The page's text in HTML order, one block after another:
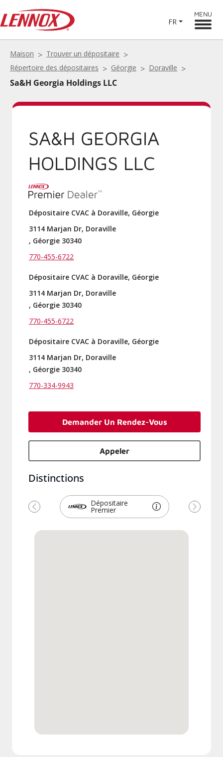
FR
MENU
Maison
Trouver un dépositaire
Répertoire des dépositaires
Géorgie Doraville
Sa&H Georgia Holdings LLC
SA&H GEORGIA
HOLDINGS LLC
Dépositaire CVAC à Doraville, Géorgie
3114 Marjan Dr, Doraville
, Géorgie 30340
770-455-6722
Dépositaire CVAC à Doraville, Géorgie
3114 Marjan Dr, Doraville
, Géorgie 30340
770-455-6722
Dépositaire CVAC à Doraville, Géorgie
3114 Marjan Dr, Doraville
, Géorgie 30340
770-334-9943
Demander Un Rendez-Vous
Appeler
Distinctions
Dépositaire
Premier
Précédent Suivant